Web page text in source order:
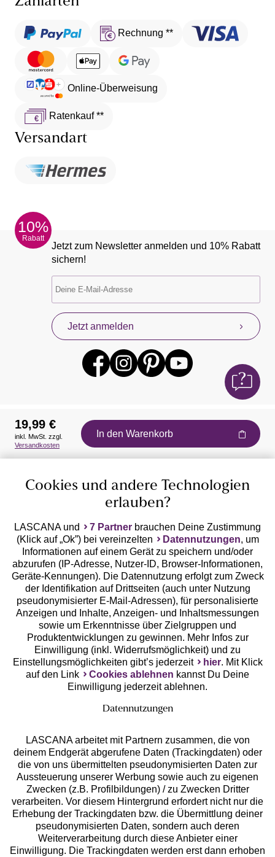
Rechnung **
Online-Überweisung
Ratenkauf **
Versandart
10%
Rabatt
Jetzt zum Newsletter anmelden und 10% Rabatt
sichern!
Jetzt anmelden
Auszeichnungen
Geprüfte Sicherheit
Unsere Apps
Services
Beratung
Über uns
19,99 €
inkl. MwSt. zzgl.
Versandkosten
In den Warenkorb
Cookies und andere Technologien
erlauben?
LASCANA und 7 Partner brauchen Deine Zustimmung
(Klick auf „Ok”) bei vereinzelten
Datennutzungen, um
Informationen auf einem Gerät zu speichern und/oder
abzurufen (IP-Adresse, Nutzer-ID, Browser-Informationen,
Geräte-Kennungen). Die Datennutzung erfolgt zum Zweck
der Identifikation auf Drittseiten (auch unter Nutzung
pseudonymisierter E-Mail-Adressen), für personalisierte
Anzeigen und Inhalte, Anzeigen- und Inhaltsmessungen
sowie um Erkenntnisse über Zielgruppen und
Produktentwicklungen zu gewinnen. Mehr Infos zur
Einwilligung (inkl. Widerrufsmöglichkeit) und zu
Einstellungsmöglichkeiten gibt’s jederzeit
hier. Mit Klick
auf den Link
Cookies ablehnen kannst Du Deine
Einwilligung jederzeit ablehnen.
Datennutzungen
LASCANA arbeitet mit Partnern zusammen, die von
deinem Endgerät abgerufene Daten (Trackingdaten) oder
die von uns übermittelten pseudonymisierten Daten zur
Aussteuerung unserer Werbung sowie auch zu eigenen
Zwecken (z.B. Profilbildungen) / zu Zwecken Dritter
verarbeiten. Vor diesem Hintergrund erfordert nicht nur die
Erhebung der Trackingdaten bzw. die Übermittlung deiner
pseudonymisierten Daten, sondern auch deren
Weiterverarbeitung durch diese Anbieter einer
Einwilligung. Die Trackingdaten werden erst dann erhoben